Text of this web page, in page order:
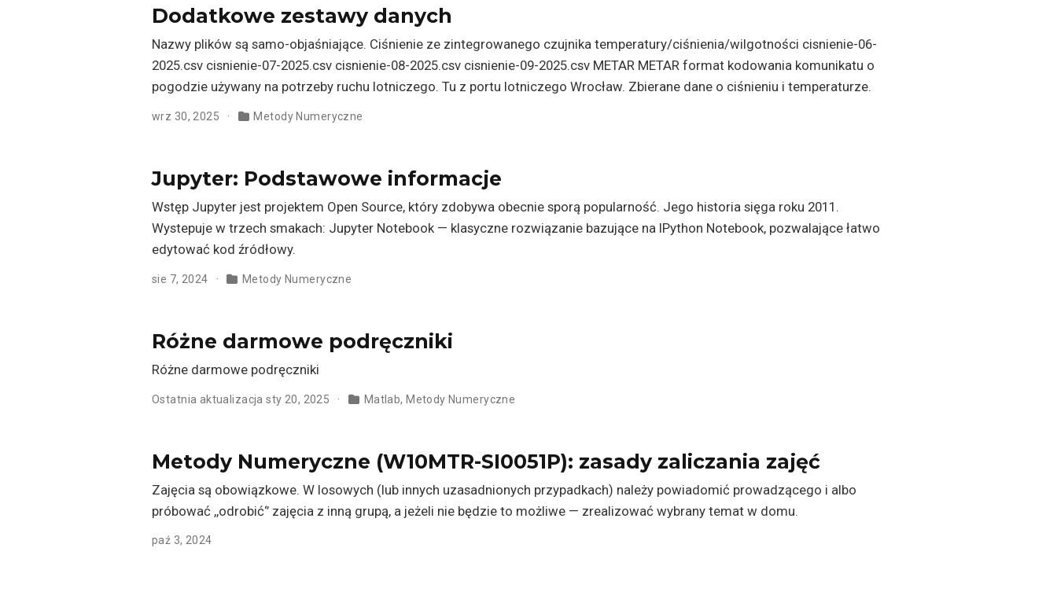
Dodatkowe zestawy danych
Nazwy plików są samo-objaśniające. Ciśnienie ze zintegrowanego czujnika temperatury/ciśnienia/wilgotności cisnienie-06-
2025.csv cisnienie-07-2025.csv cisnienie-08-2025.csv cisnienie-09-2025.csv METAR METAR format kodowania komunikatu o
pogodzie używany na potrzeby ruchu lotniczego. Tu z portu lotniczego Wrocław. Zbierane dane o ciśnieniu i temperaturze.
wrz 30, 2025 Metody Numeryczne
Jupyter: Podstawowe informacje
Wstęp Jupyter jest projektem Open Source, który zdobywa obecnie sporą popularność. Jego historia sięga roku 2011.
Wystepuje w trzech smakach: Jupyter Notebook — klasyczne rozwiązanie bazujące na IPython Notebook, pozwalające łatwo
edytować kod źródłowy.
sie 7, 2024 Metody Numeryczne
Różne darmowe podręczniki
Różne darmowe podręczniki
Ostatnia aktualizacja sty 20, 2025 Matlab,Metody Numeryczne
Metody Numeryczne (W10MTR-SI0051P): zasady zaliczania zajęć
Zajęcia są obowiązkowe. W losowych (lub innych uzasadnionych przypadkach) należy powiadomić prowadzącego i albo
próbować ,,odrobić‘’ zajęcia z inną grupą, a jeżeli nie będzie to możliwe — zrealizować wybrany temat w domu.
paź 3, 2024